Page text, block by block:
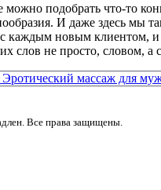
подобрать что-то
И даже здесь
с каждым новым
слов не просто, словом,
Эротический массаж для
Все права защищены.